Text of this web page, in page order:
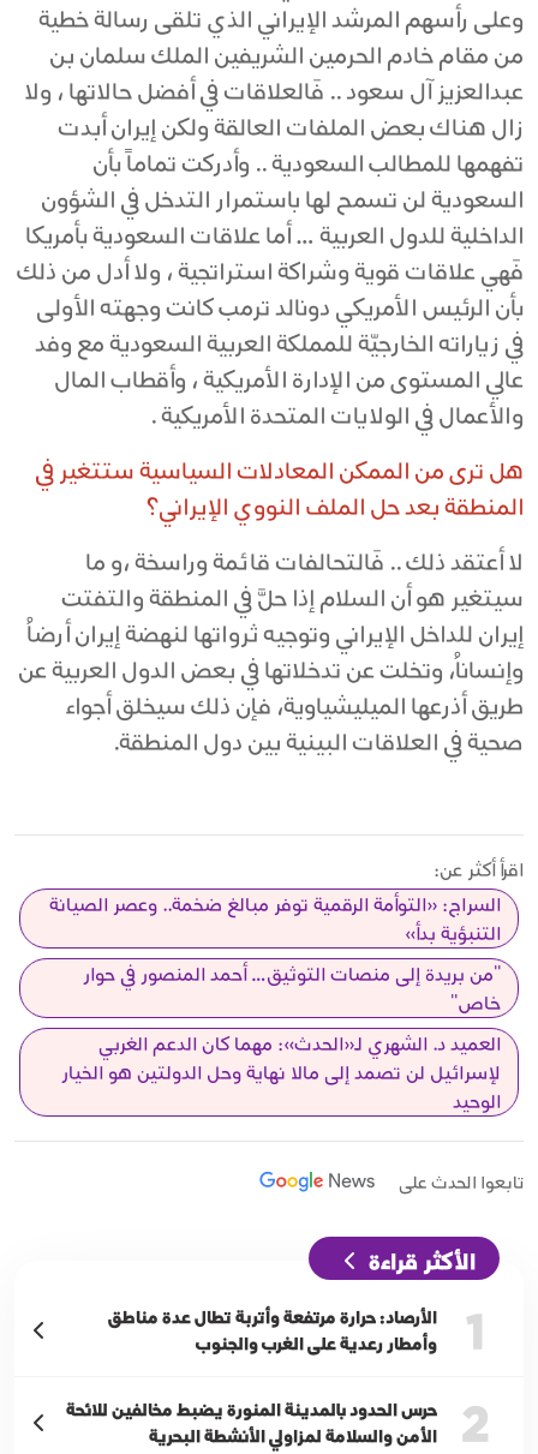
وعلى رأسهم المرشد الإيراني الذي تلقى رسالة خطية
من مقام خادم الحرمين الشريفين الملك سلمان بن
عبدالعزيز آل سعود .. فَالعلاقات في أفضل حالاتها ، ولا
زال هناك بعض الملفات العالقة ولكن إيران أبدت
تفهمها للمطالب السعودية .. وأدركت تماماً بأن
السعودية لن تسمح لها باستمرار التدخل في الشؤون
الداخلية للدول العربية … أما علاقات السعودية بأمريكا
فَهي علاقات قوية وشراكة استراتجية ، ولا أدل من ذلك
بأن الرئيس الأمريكي دونالد ترمب كانت وجهته الأولى
في زياراته الخارجيّة للمملكة العربية السعودية مع وفد
عالي المستوى من الإدارة الأمريكية ، وأقطاب المال
والأعمال في الولايات المتحدة الأمريكية .
هل ترى من الممكن المعادلات السياسية ستتغير في
المنطقة بعد حل الملف النووي الإيراني؟
لا أعتقد ذلك .. فَالتحالفات قائمة وراسخة ،و ما
سيتغير هو أن السلام إذا حلَّ في المنطقة والتفتت
إيران للداخل الإيراني وتوجيه ثرواتها لنهضة إيران أرضاُ
وإنساناُ، وتخلت عن تدخلاتها في بعض الدول العربية عن
طريق أذرعها الميليشياوية، فإن ذلك سيخلق أجواء
صحية في العلاقات البينية بين دول المنطقة.
اقرأ أكثر عن:
السراج: «التوأمة الرقمية توفر مبالغ ضخمة.. وعصر الصيانة
التنبؤية بدأ»
"من بريدة إلى منصات التوثيق… أحمد المنصور في حوار
خاص"
العميد د. الشهري لـ«الحدث»: مهما كان الدعم الغربي
لإسرائيل لن تصمد إلى مالا نهاية وحل الدولتين هو الخيار
الوحيد
تابعوا الحدث على
الأكثر قراءة
1
الأرصاد: حرارة مرتفعة وأتربة تطال عدة مناطق
وأمطار رعدية على الغرب والجنوب
2
حرس الحدود بالمدينة المنورة يضبط مخالفين للائحة
الأمن والسلامة لمزاولي الأنشطة البحرية